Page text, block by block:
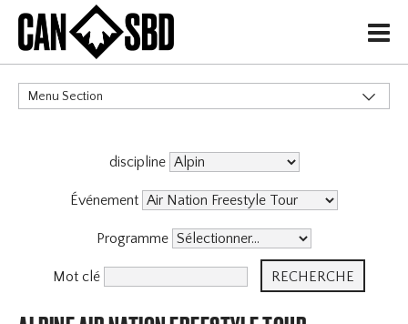
H
Menu Section
discipline
Événement
Programme
Mot clé